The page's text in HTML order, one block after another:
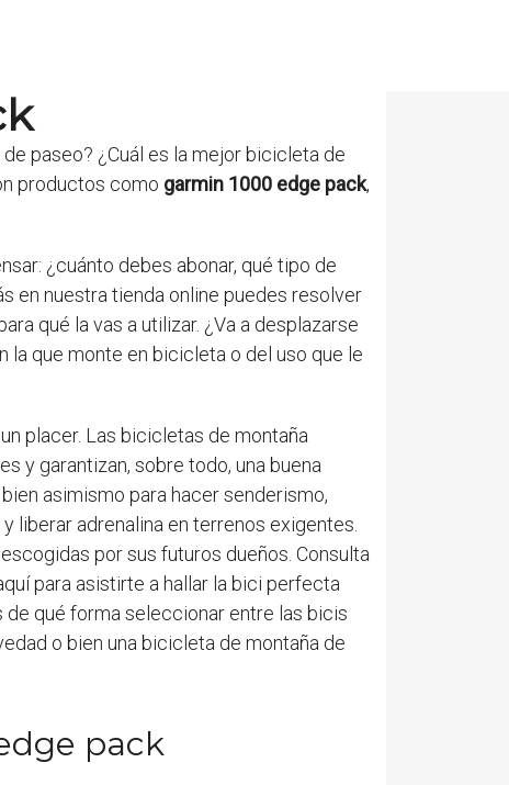
paseo? ¿Cuál es la mejor bicicleta de
productos como garmin 1000 edge pack,
¿cuánto debes abonar, qué tipo de
en nuestra tienda online puedes resolver
qué la vas a utilizar. ¿Va a desplazarse
la que monte en bicicleta o del uso que le
placer. Las bicicletas de montaña
y garantizan, sobre todo, una buena
asimismo para hacer senderismo,
liberar adrenalina en terrenos exigentes.
por sus futuros dueños. Consulta
para asistirte a hallar la bici perfecta
qué forma seleccionar entre las bicis
o bien una bicicleta de montaña de
pack